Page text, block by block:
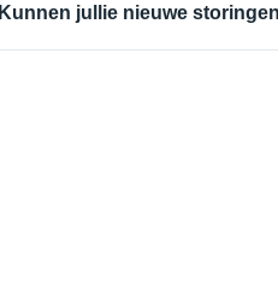
Kunnen jullie nieuwe